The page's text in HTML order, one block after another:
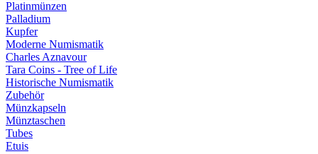
Platinmünzen
Palladium
Kupfer
Moderne Numismatik
Charles Aznavour
Tara Coins - Tree of Life
Historische Numismatik
Zubehör
Münzkapseln
Münztaschen
Tubes
Etuis